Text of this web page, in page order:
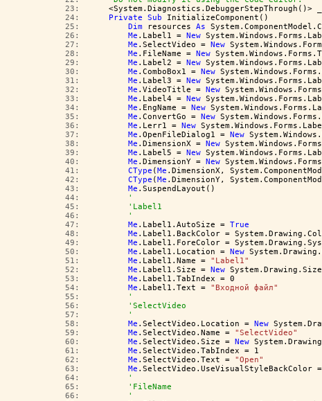
  23:
    <System.Diagnostics.DebuggerStepThrough()> _
  24:
Private Sub InitializeComponent()
  25:
Dim resources As
  26:
Me .Label1 = New
  27:
Me .SelectVideo = New
  28:
Me .FileName = New
  29:
Me .Label2 = New
  30:
Me .ComboBox1 = New
  31:
Me .Label3 = New
  32:
Me .VideoTitle = New
  33:
Me .Label4 = New
  34:
Me .EngName = New
  35:
Me .ConvertGo = New
  36:
Me .Lerr1 = New
  37:
Me .OpenFileDialog1 = New
  38:
Me .DimensionX = New
  39:
Me .Label5 = New
  40:
Me .DimensionY = New
  41:
CType (Me .DimensionX,
  42:
CType (Me .DimensionY,
  43:
Me .SuspendLayout()
  44:
'
  45:
'Label1
  46:
'
  47:
Me .Label1.AutoSize = True
  48:
Me .Label1.BackColor =
  49:
Me .Label1.ForeColor =
  50:
Me .Label1.Location = New
  51:
Me .Label1.Name = "Label1"
  52:
Me .Label1.Size = New
  53:
Me .Label1.TabIndex = 0
  54:
Me .Label1.Text = "Входной файл"
  55:
'
  56:
'SelectVideo
  57:
'
  58:
Me .SelectVideo.Location = New
  59:
Me .SelectVideo.Name = "SelectVideo"
  60:
Me .SelectVideo.Size = New
  61:
Me .SelectVideo.TabIndex = 1
  62:
Me .SelectVideo.Text = "Open"
  63:
Me .SelectVideo.UseVisualStyleBackColor =
  64:
'
  65:
'FileName
  66:
'